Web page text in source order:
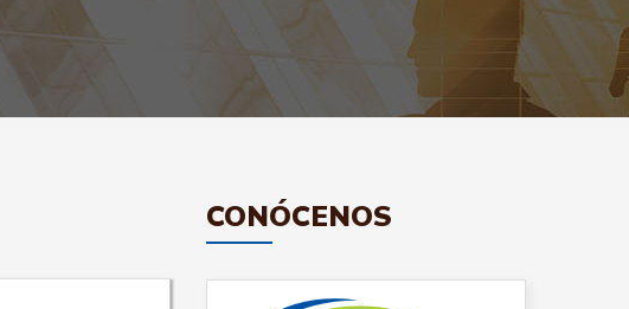
CONÓCENOS